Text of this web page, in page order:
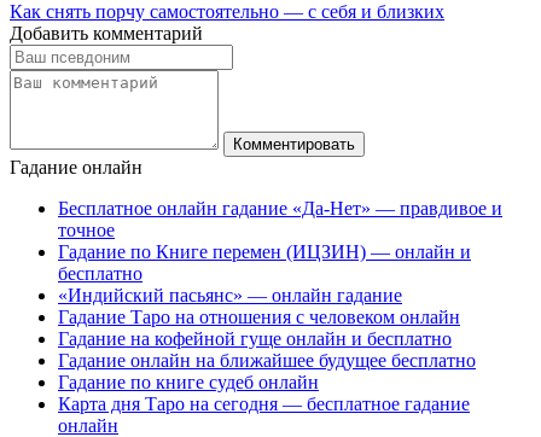
Как снять порчу самостоятельно — с себя и близких
Добавить комментарий
Гадание онлайн
Бесплатное онлайн гадание «Да-Нет» — правдивое и
точное
Гадание по Книге перемен (ИЦЗИН) — онлайн и
бесплатно
«Индийский пасьянс» — онлайн гадание
Гадание Таро на отношения с человеком онлайн
Гадание на кофейной гуще онлайн и бесплатно
Гадание онлайн на ближайшее будущее бесплатно
Гадание по книге судеб онлайн
Карта дня Таро на сегодня — бесплатное гадание
онлайн